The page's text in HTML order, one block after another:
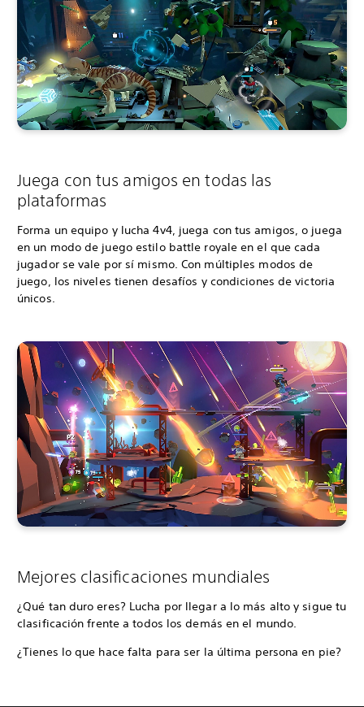
Juega con tus amigos en todas las
plataformas
Forma un equipo y lucha 4v4, juega con tus amigos, o juega
en un modo de juego estilo battle royale en el que cada
jugador se vale por sí mismo. Con múltiples modos de
juego, los niveles tienen desafíos y condiciones de victoria
únicos.
Mejores clasificaciones mundiales
¿Qué tan duro eres? Lucha por llegar a lo más alto y sigue tu
clasificación frente a todos los demás en el mundo.
¿Tienes lo que hace falta para ser la última persona en pie?